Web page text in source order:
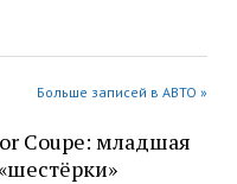
Больше записей в АВТО »
Coupe: младшая